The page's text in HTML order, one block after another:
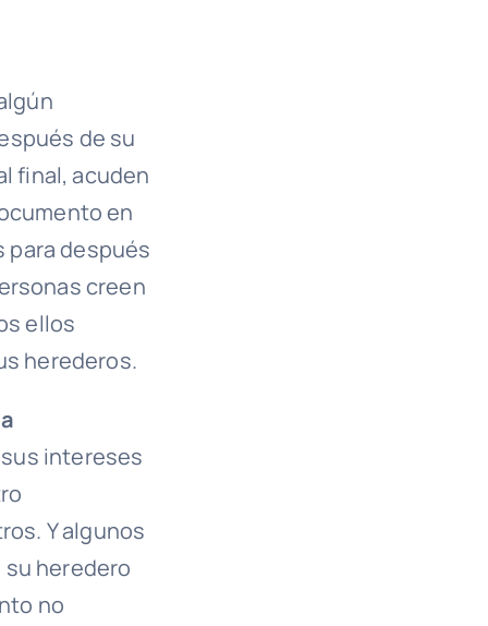
de su
final, acuden
en
para después
creen
ellos
herederos.
intereses
Y algunos
heredero
no